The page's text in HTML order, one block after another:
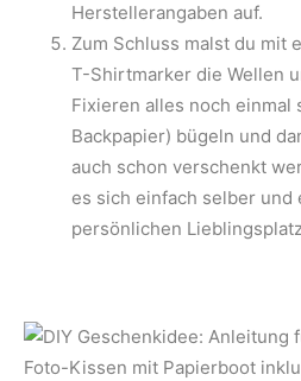
Herstellerangaben auf.
Zum Schluss malst du mit
T-Shirtmarker die Wellen
Fixieren alles noch einmal
Backpapier) bügeln und
auch schon verschenkt
es sich einfach selber
persönlichen